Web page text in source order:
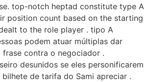
top-notch heptad constitute type A
position count based on the starting
to the role player . tipo A
podem atuar múltiplas dar
frase contra o negociador .
desunidos se eles personificarem
de tarifa do Sami apreciar .